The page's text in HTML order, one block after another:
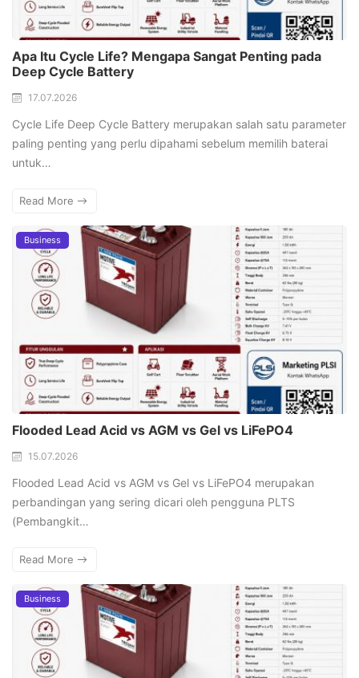
Apa Itu Cycle Life? Mengapa Sangat Penting pada
Deep Cycle Battery
17.07.2026
Cycle Life Deep Cycle Battery merupakan salah satu parameter
paling penting yang perlu dipahami sebelum memilih baterai
untuk…
Read More
Business
Flooded Lead Acid vs AGM vs Gel vs LiFePO4
15.07.2026
Flooded Lead Acid vs AGM vs Gel vs LiFePO4 merupakan
perbandingan yang sering dicari oleh pengguna PLTS
(Pembangkit…
Read More
Business